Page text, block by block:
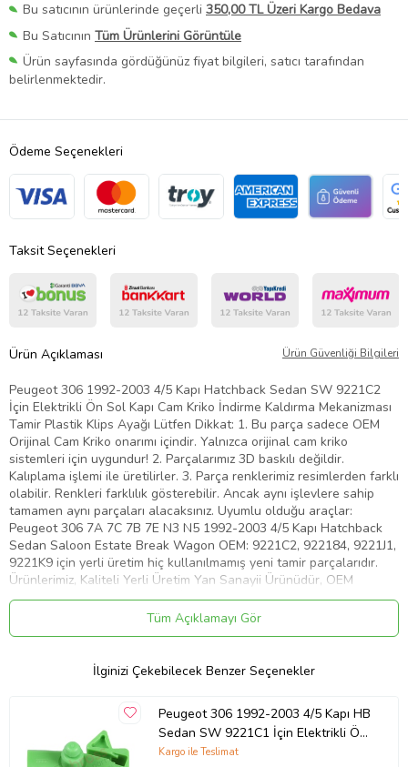
Bu satıcının ürünlerinde geçerli 350,00 TL Üzeri Kargo Bedava
Bu Satıcının Tüm Ürünlerini Görüntüle
Ürün sayfasında gördüğünüz fiyat bilgileri, satıcı tarafından
belirlenmektedir.
Ödeme Seçenekleri
Taksit Seçenekleri
Ürün Açıklaması Ürün Güvenliği Bilgileri
Peugeot 306 1992-2003 4/5 Kapı Hatchback Sedan SW 9221C2
İçin Elektrikli Ön Sol Kapı Cam Kriko İndirme Kaldırma Mekanizması
Tamir Plastik Klips Ayağı Lütfen Dikkat: 1. Bu parça sadece OEM
Orijinal Cam Kriko onarımı içindir. Yalnızca orijinal cam kriko
sistemleri için uygundur! 2. Parçalarımız 3D baskılı değildir.
Kalıplama işlemi ile üretilirler. 3. Parça renklerimiz resimlerden farklı
olabilir. Renkleri farklılık gösterebilir. Ancak aynı işlevlere sahip
tamamen aynı parçaları alacaksınız. Uyumlu olduğu araçlar:
Peugeot 306 7A 7C 7B 7E N3 N5 1992-2003 4/5 Kapı Hatchback
Sedan Saloon Estate Break Wagon OEM: 9221C2, 922184, 9221J1,
9221K9 için yerli üretim hiç kullanılmamış yeni tamir parçalarıdır.
Ürünlerimiz, Kaliteli Yerli Üretim Yan Sanayii Ürünüdür, OEM
Numaraları Sadece Referans İçindir. Lütfen satın almadan önce
kendi parçanızı bizim ürün resimleri ile kıyaslayınız.
Ürün Kodu:kcm45455253
Tüm Açıklamayı Gör
İlginizi Çekebilecek Benzer Seçenekler
Peugeot 306 1992-2003 4/5 Kapı HB
Sedan SW 9221C1 İçin Elektrikli Ön
Sağ Cam Kriko Tamir Klipsi
Kargo ile Teslimat